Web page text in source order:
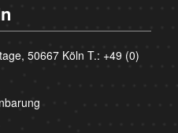
50667 Köln T.: +49 (0)